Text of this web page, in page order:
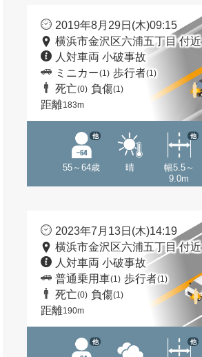
2019年8月29日(木)09:15
横浜市金沢区六浦五丁目 付近
人対車両 小破事故
ミニカー(1) 歩行者(1)
死亡(0) 負傷(1)
距離183m
55～64歳
他
晴
幅5.5～
9.0m
他
2023年7月13日(木)14:19
横浜市金沢区六浦五丁目 付近
人対車両 小破事故
普通乗用車(1) 歩行者(1)
死亡(0) 負傷(1)
距離190m
他 他